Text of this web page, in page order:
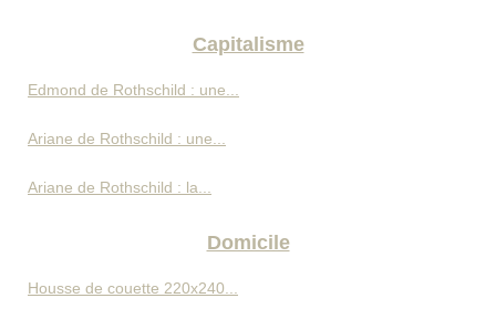
Capitalisme
Edmond de Rothschild : une...
Ariane de Rothschild : une...
Ariane de Rothschild : la...
Domicile
Housse de couette 220x240...